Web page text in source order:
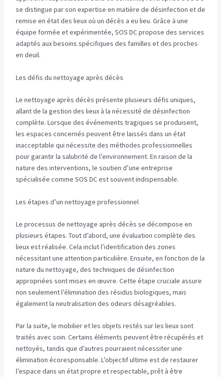
se distingue par son expertise en matière de désinfection et de
remise en état des lieux où un décès a eu lieu. Grâce à une
équipe formée et expérimentée, SOS DC propose des services
adaptés aux besoins spécifiques des familles et des proches
en deuil.
Les défis du nettoyage après décès
Le nettoyage après décès présente plusieurs défis uniques,
allant de la gestion des lieux à la nécessité de désinfection
complète. Lorsque des événements tragiques se produisent,
les espaces concernés peuvent être laissés dans un état
inacceptable qui nécessite des méthodes professionnelles
pour garantir la salubrité de l’environnement. En raison de la
nature des interventions, le soutien d’une entreprise
spécialisée comme SOS DC est souvent indispensable.
Les étapes d’un nettoyage professionnel
Le processus de nettoyage après décès se décompose en
plusieurs étapes. Tout d’abord, une évaluation complète des
lieux est réalisée. Cela inclut l’identification des zones
nécessitant une attention particulière. Ensuite, en fonction de la
nature du nettoyage, des techniques de désinfection
appropriées sont mises en œuvre. Cette étape cruciale assure
non seulement l’élimination des résidus biologiques, mais
également la neutralisation des odeurs désagréables.
Par la suite, le mobilier et les objets restés sur les lieux sont
traités avec soin. Certains éléments peuvent être récupérés et
nettoyés, tandis que d’autres pourraient nécessiter une
élimination écoresponsable. L’objectif ultime est de restaurer
l’espace dans un état propre et respectable, prêt à être